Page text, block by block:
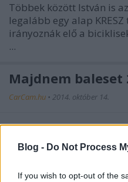
Blog - Do Not Process
If you wish to opt-out of the
Többek között István is
legalább egy alap
irányoznák elő a
...
Majdnem baleset
CarCam.hu • 2014. október 14.
A traktorosokkal
érdekes megoldásaik,
István rögzített.